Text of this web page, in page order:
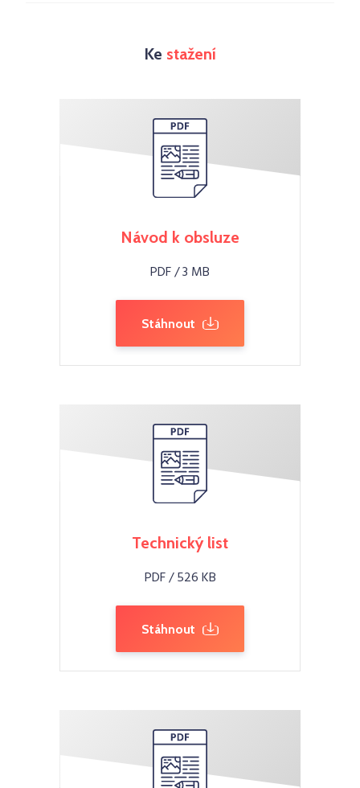
Ke stažení
Návod k obsluze
PDF / 3 MB
Stáhnout
Technický list
PDF / 526 KB
Stáhnout